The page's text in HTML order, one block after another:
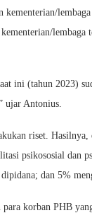
kementerian/
ini (tahun 2023)
ujar Antonius.
riset.
psikososial dan
dan 5%
para korban PHB